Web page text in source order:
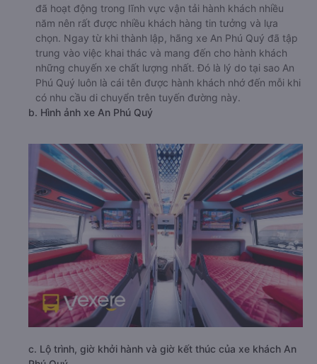
đã hoạt động trong lĩnh vực vận tải hành khách nhiều
năm nên rất được nhiều khách hàng tin tưởng và lựa
chọn. Ngay từ khi thành lập, hãng xe An Phú Quý đã tập
trung vào việc khai thác và mang đến cho hành khách
những chuyến xe chất lượng nhất. Đó là lý do tại sao An
Phú Quý luôn là cái tên được hành khách nhớ đến mỗi khi
có nhu cầu di chuyển trên tuyến đường này.
b. Hình ảnh xe An Phú Quý
c. Lộ trình, giờ khởi hành và giờ kết thúc của xe khách An